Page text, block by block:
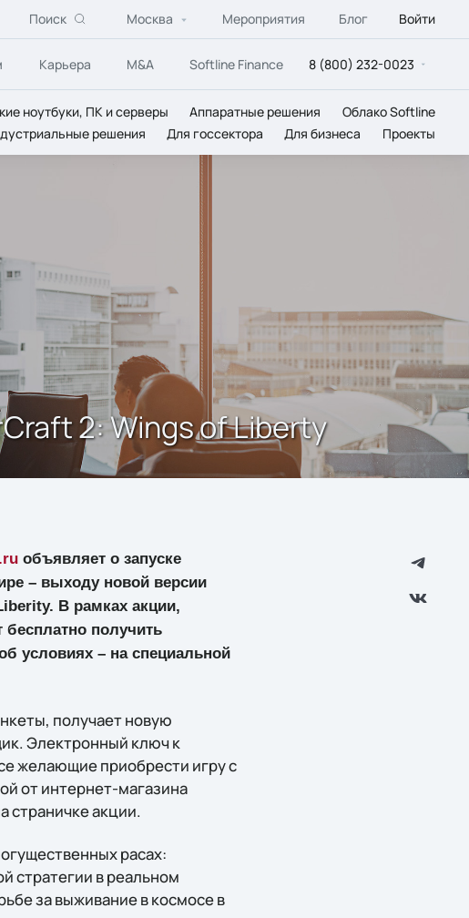
Поиск Москва Мероприятия Блог Войти
Карьера M&A Softline Finance 8 (800) 232-0023
ноутбуки, ПК и серверы Аппаратные решения
Облако Softline
решения Для госсектора Для бизнеса Проекты
2: Wings of Liberty
объявляет о запуске
– выходу новой версии
В рамках акции,
получить
условиях – на специальной
получает новую
Электронный ключ к
желающие приобрести игру с
от интернет-магазина
страничке акции.
расах:
стратегии в реальном
за выживание в космосе в